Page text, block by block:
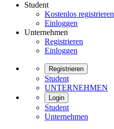
Student
Kostenlos registrieren
Einloggen
Unternehmen
Registrieren
Einloggen
Registrieren
Student
UNTERNEHMEN
Login
Student
Unternehmen